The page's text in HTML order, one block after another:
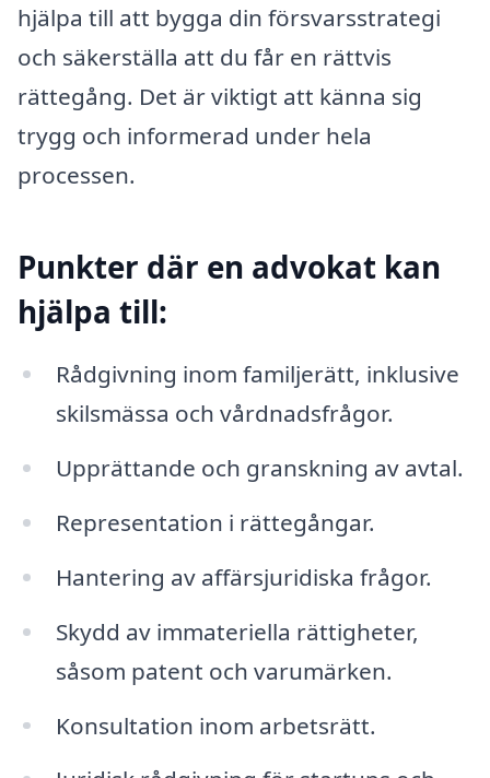
hjälpa till att bygga din försvarsstrategi
och säkerställa att du får en rättvis
rättegång. Det är viktigt att känna sig
trygg och informerad under hela
processen.
Punkter där en advokat kan
hjälpa till:
Rådgivning inom familjerätt, inklusive
skilsmässa och vårdnadsfrågor.
Upprättande och granskning av avtal.
Representation i rättegångar.
Hantering av affärsjuridiska frågor.
Skydd av immateriella rättigheter,
såsom patent och varumärken.
Konsultation inom arbetsrätt.